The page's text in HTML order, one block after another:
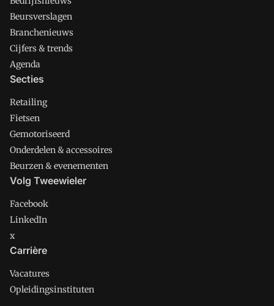
Beursverslagen
Branchenieuws
Cijfers & trends
Agenda
Secties
Retailing
Fietsen
Gemotoriseerd
Onderdelen & accessoires
Beurzen & evenementen
Volg Tweewieler
Facebook
LinkedIn
x
Carrière
Vacatures
Opleidingsinstituten